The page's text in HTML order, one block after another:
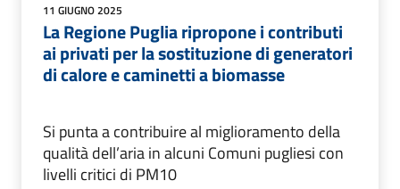
11 GIUGNO 2025
La Regione Puglia ripropone i contributi
ai privati per la sostituzione di generatori
di calore e caminetti a biomasse
Si punta a contribuire al miglioramento della
qualità dell’aria in alcuni Comuni pugliesi con
livelli critici di PM10